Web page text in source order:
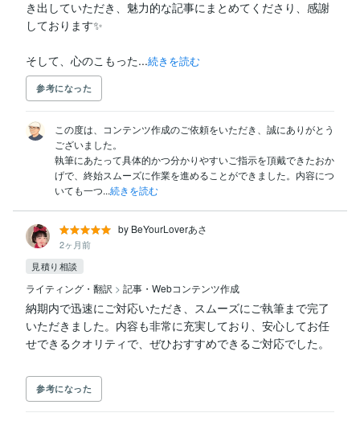
き出していただき、魅力的な記事にまとめてくださり、感謝
しております✨
そして、心のこもった...続きを読む
参考になった
この度は、コンテンツ作成のご依頼をいただき、誠にありがとう
ございました。
執筆にあたって具体的かつ分かりやすいご指示を頂戴できたおか
げで、終始スムーズに作業を進めることができました。内容につ
いても一つ...続きを読む
by BeYourLoverあさ
2ヶ月前
見積り相談
ライティング・翻訳 > 記事・Webコンテンツ作成
納期内で迅速にご対応いただき、スムーズにご執筆まで完了
いただきました。内容も非常に充実しており、安心してお任
参考になった